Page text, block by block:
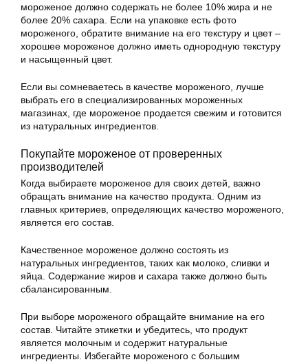
мороженое должно содержать не более 10% жира и не
более 20% сахара. Если на упаковке есть фото
мороженого, обратите внимание на его текстуру и цвет –
хорошее мороженое должно иметь однородную текстуру
и насыщенный цвет.
Если вы сомневаетесь в качестве мороженого, лучше
выбрать его в специализированных мороженных
магазинах, где мороженое продается свежим и готовится
из натуральных ингредиентов.
Покупайте мороженое от проверенных
производителей
Когда выбираете мороженое для своих детей, важно
обращать внимание на качество продукта. Одним из
главных критериев, определяющих качество мороженого,
является его состав.
Качественное мороженое должно состоять из
натуральных ингредиентов, таких как молоко, сливки и
яйца. Содержание жиров и сахара также должно быть
сбалансированным.
При выборе мороженого обращайте внимание на его
состав. Читайте этикетки и убедитесь, что продукт
является молочным и содержит натуральные
ингредиенты. Избегайте мороженого с большим